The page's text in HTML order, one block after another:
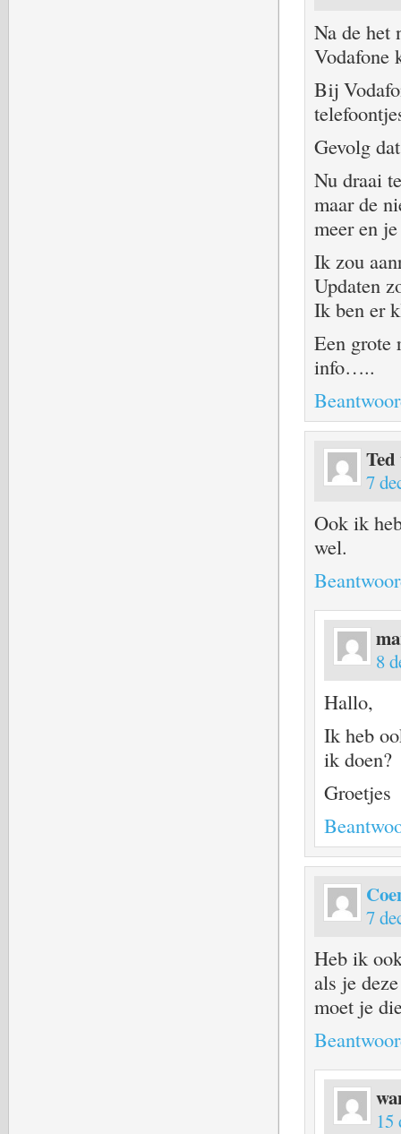
Na de het
Vodafone
Bij
Gevolg
Nu draai
maar de
meer en
Ik zou
Updaten
Ik ben er
Een grote
info…..
7
Ook ik
wel.
8
Hallo,
Ik heb
ik doen?
Groetjes
7
Heb ik
als je
moet je
15